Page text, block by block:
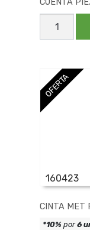
CUENTA
CUENTA
PIEZAS
EXPERTO
OFERTA
160423
CINTA MET
*10% por6